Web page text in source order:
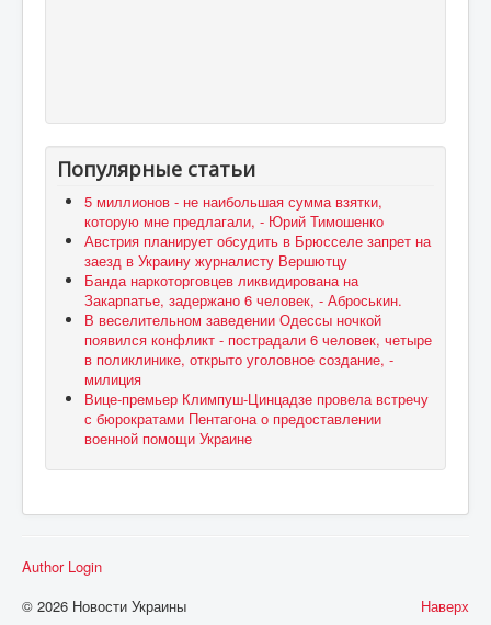
Популярные статьи
5 миллионов - не наибольшая сумма взятки,
которую мне предлагали, - Юрий Тимошенко
Австрия планирует обсудить в Брюсселе запрет на
заезд в Украину журналисту Вершютцу
Банда наркоторговцев ликвидирована на
Закарпатье, задержано 6 человек, - Аброськин.
В веселительном заведении Одессы ночкой
появился конфликт - пострадали 6 человек, четыре
в поликлинике, открыто уголовное создание, -
милиция
Вице-премьер Климпуш-Цинцадзе провела встречу
с бюрократами Пентагона о предоставлении
военной помощи Украине
Author Login
Наверх
© 2026 Новости Украины